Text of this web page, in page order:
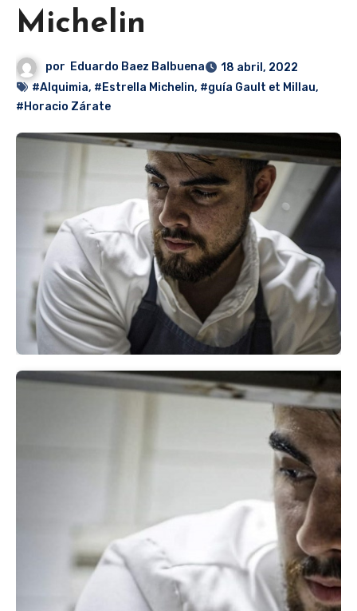
Michelin
por Eduardo Baez Balbuena
18 abril, 2022
#Alquimia, #Estrella Michelin, #guía Gault et Millau,
#Horacio Zárate